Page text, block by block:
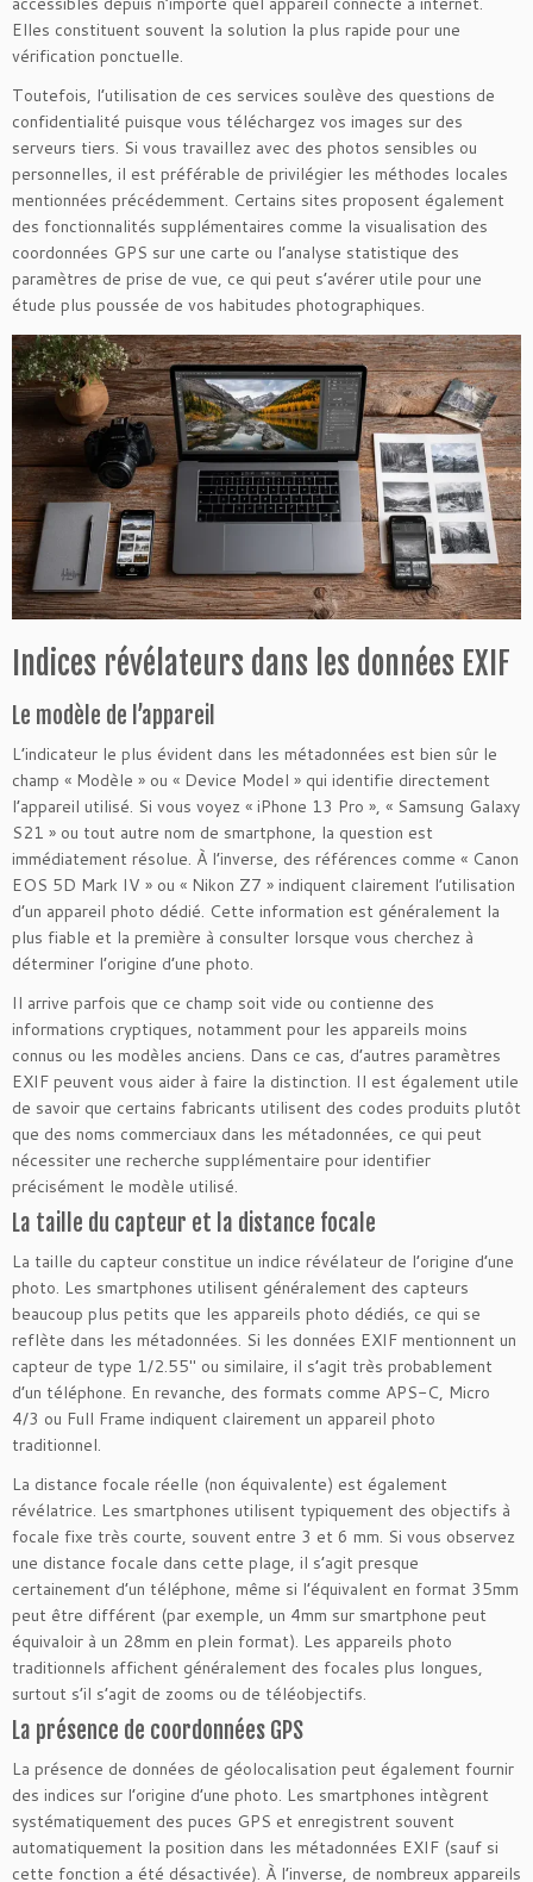
Elles constituent souvent la solution la plus rapide pour une
vérification ponctuelle.
Toutefois, l’utilisation de ces services soulève des questions de
confidentialité puisque vous téléchargez vos images sur des
serveurs tiers. Si vous travaillez avec des photos sensibles ou
personnelles, il est préférable de privilégier les méthodes locales
mentionnées précédemment. Certains sites proposent également
des fonctionnalités supplémentaires comme la visualisation des
coordonnées GPS sur une carte ou l’analyse statistique des
paramètres de prise de vue, ce qui peut s’avérer utile pour une
étude plus poussée de vos habitudes photographiques.
Indices révélateurs dans les données EXIF
Le modèle de l’appareil
L’indicateur le plus évident dans les métadonnées est bien sûr le
champ « Modèle » ou « Device Model » qui identifie directement
l’appareil utilisé. Si vous voyez « iPhone 13 Pro », « Samsung Galaxy
S21 » ou tout autre nom de smartphone, la question est
immédiatement résolue. À l’inverse, des références comme « Canon
EOS 5D Mark IV » ou « Nikon Z7 » indiquent clairement l’utilisation
d’un appareil photo dédié. Cette information est généralement la
plus fiable et la première à consulter lorsque vous cherchez à
déterminer l’origine d’une photo.
Il arrive parfois que ce champ soit vide ou contienne des
informations cryptiques, notamment pour les appareils moins
connus ou les modèles anciens. Dans ce cas, d’autres paramètres
EXIF peuvent vous aider à faire la distinction. Il est également utile
de savoir que certains fabricants utilisent des codes produits plutôt
que des noms commerciaux dans les métadonnées, ce qui peut
nécessiter une recherche supplémentaire pour identifier
précisément le modèle utilisé.
La taille du capteur et la distance focale
La taille du capteur constitue un indice révélateur de l’origine d’une
photo. Les smartphones utilisent généralement des capteurs
beaucoup plus petits que les appareils photo dédiés, ce qui se
reflète dans les métadonnées. Si les données EXIF mentionnent un
capteur de type 1/2.55″ ou similaire, il s’agit très probablement
d’un téléphone. En revanche, des formats comme APS-C, Micro
4/3 ou Full Frame indiquent clairement un appareil photo
traditionnel.
La distance focale réelle (non équivalente) est également
révélatrice. Les smartphones utilisent typiquement des objectifs à
focale fixe très courte, souvent entre 3 et 6 mm. Si vous observez
une distance focale dans cette plage, il s’agit presque
certainement d’un téléphone, même si l’équivalent en format 35mm
peut être différent (par exemple, un 4mm sur smartphone peut
équivaloir à un 28mm en plein format). Les appareils photo
traditionnels affichent généralement des focales plus longues,
surtout s’il s’agit de zooms ou de téléobjectifs.
La présence de coordonnées GPS
La présence de données de géolocalisation peut également fournir
des indices sur l’origine d’une photo. Les smartphones intègrent
systématiquement des puces GPS et enregistrent souvent
automatiquement la position dans les métadonnées EXIF (sauf si
cette fonction a été désactivée). À l’inverse, de nombreux appareils